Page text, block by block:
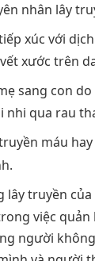
nhân lây
xúc với
xước trên
sang con
nhi qua rau
máu
lây truyền
việc quản
người